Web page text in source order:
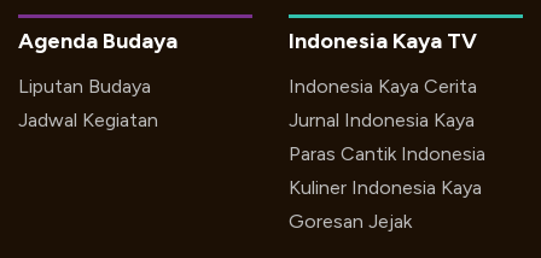
Indonesia Kaya TV
Indonesia Kaya Cerita
Jurnal Indonesia Kaya
Paras Cantik Indonesia
Kuliner Indonesia Kaya
Goresan Jejak
Agenda Budaya
Liputan Budaya
Jadwal Kegiatan